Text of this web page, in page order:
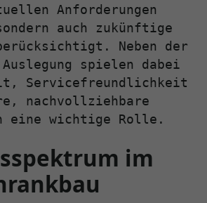
Anforderungen
auch zukünftige
berücksichtigt. Neben der
spielen dabei
Servicefreundlichkeit
nachvollziehbare
eine wichtige Rolle.
im